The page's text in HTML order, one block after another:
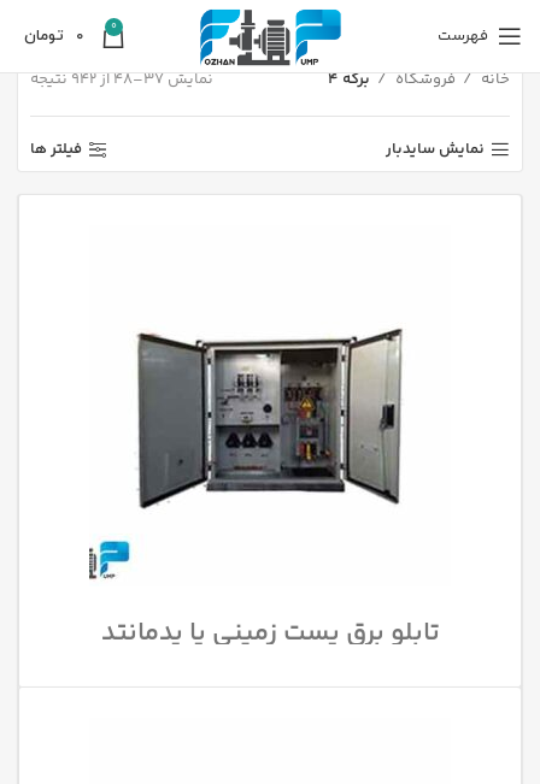
فهرست 0
0 تومان
خانه فروشگاه برگه 4 نمایش 37–48 از 942 نتیجه
نمایش سایدبار فیلتر ها
تابلو برق پست زمینی یا پدمانتد